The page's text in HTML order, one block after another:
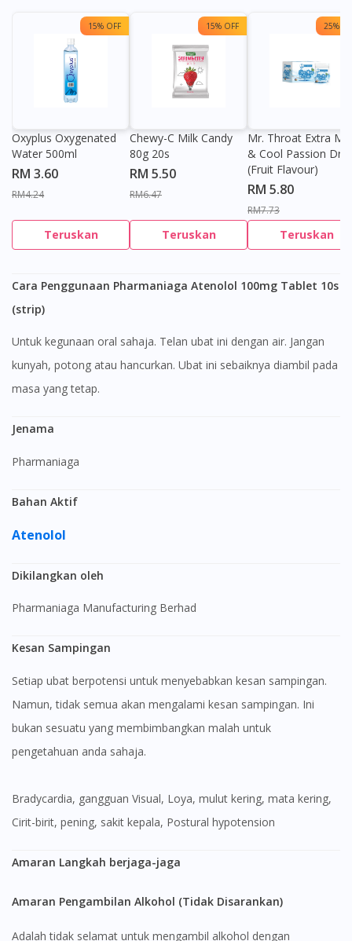
15% OFF
Oxyplus Oxygenated
Water 500ml
RM 3.60
RM4.24
Teruskan
15% OFF
Chewy-C Milk Candy
80g 20s
RM 5.50
RM6.47
Teruskan
25%
Mr. Throat Extra
& Cool Passion
(Fruit Flavour)
RM 5.80
RM7.73
Teruskan
Cara Penggunaan Pharmaniaga Atenolol 100mg Tablet 10s
(strip)
Untuk kegunaan oral sahaja. Telan ubat ini dengan air. Jangan
kunyah, potong atau hancurkan. Ubat ini sebaiknya diambil pada
masa yang tetap.
Jenama
Pharmaniaga
Bahan Aktif
Atenolol
Dikilangkan oleh
Pharmaniaga Manufacturing Berhad
Kesan Sampingan
Setiap ubat berpotensi untuk menyebabkan kesan sampingan.
Namun, tidak semua akan mengalami kesan sampingan. Ini
bukan sesuatu yang membimbangkan malah untuk
pengetahuan anda sahaja.
Bradycardia, gangguan Visual, Loya, mulut kering, mata kering,
Cirit-birit, pening, sakit kepala, Postural hypotension
Amaran Langkah berjaga-jaga
Amaran Pengambilan Alkohol (Tidak Disarankan)
Adalah tidak selamat untuk mengambil alkohol dengan